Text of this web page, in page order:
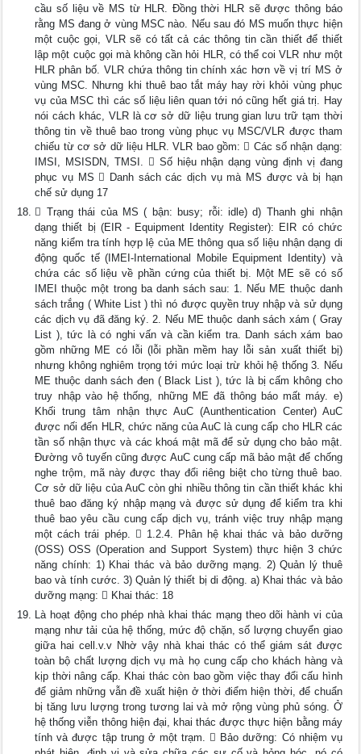
cầu số liệu về MS từ HLR. Đồng thời HLR sẽ được thông báo
rằng MS đang ở vùng MSC nào. Nếu sau đó MS muốn thực hiện
một cuộc gọi, VLR sẽ có tất cả các thông tin cần thiết để thiết
lập một cuộc gọi mà không cần hỏi HLR, có thể coi VLR như một
HLR phân bố. VLR chứa thông tin chính xác hơn về vị trí MS ở
vùng MSC. Nhưng khi thuê bao tắt máy hay rời khỏi vùng phục
vụ của MSC thì các số liệu liên quan tới nó cũng hết giá trị. Hay
nói cách khác, VLR là cơ sở dữ liệu trung gian lưu trữ tạm thời
thông tin về thuê bao trong vùng phục vụ MSC/VLR được tham
chiếu từ cơ sở dữ liệu HLR. VLR bao gồm:  Các số nhận dạng:
IMSI, MSISDN, TMSI.  Số hiệu nhận dạng vùng định vị đang
phục vụ MS  Danh sách các dịch vụ mà MS được và bị hạn
chế sử dụng 17
 Trạng thái của MS ( bận: busy; rỗi: idle) d) Thanh ghi nhận
dạng thiết bị (EIR - Equipment Identity Register): EIR có chức
năng kiểm tra tính hợp lệ của ME thông qua số liệu nhận dạng di
động quốc tế (IMEI-International Mobile Equipment Identity) và
chứa các số liệu về phần cứng của thiết bị. Một ME sẽ có số
IMEI thuộc một trong ba danh sách sau: 1. Nếu ME thuộc danh
sách trắng ( White List ) thì nó được quyền truy nhập và sử dụng
các dịch vụ đã đăng ký. 2. Nếu ME thuộc danh sách xám ( Gray
List ), tức là có nghi vấn và cần kiểm tra. Danh sách xám bao
gồm những ME có lỗi (lỗi phần mềm hay lỗi sản xuất thiết bị)
nhưng không nghiêm trọng tới mức loại trừ khỏi hệ thống 3. Nếu
ME thuộc danh sách đen ( Black List ), tức là bị cấm không cho
truy nhập vào hệ thống, những ME đã thông báo mất máy. e)
Khối trung tâm nhận thực AuC (Aunthentication Center) AuC
được nối đến HLR, chức năng của AuC là cung cấp cho HLR các
tần số nhận thực và các khoá mật mã để sử dụng cho bảo mật.
Đường vô tuyến cũng được AuC cung cấp mã bảo mật để chống
nghe trộm, mã này được thay đổi riêng biệt cho từng thuê bao.
Cơ sở dữ liệu của AuC còn ghi nhiều thông tin cần thiết khác khi
thuê bao đăng ký nhập mạng và được sử dụng để kiểm tra khi
thuê bao yêu cầu cung cấp dịch vụ, tránh việc truy nhập mạng
một cách trái phép.  1.2.4. Phân hệ khai thác và bảo dưỡng
(OSS) OSS (Operation and Support System) thực hiện 3 chức
năng chính: 1) Khai thác và bảo dưỡng mạng. 2) Quản lý thuê
bao và tính cước. 3) Quản lý thiết bị di động. a) Khai thác và bảo
dưỡng mạng:  Khai thác: 18
Là hoạt động cho phép nhà khai thác mạng theo dõi hành vi của
mạng như tải của hệ thống, mức độ chặn, số lượng chuyển giao
giữa hai cell.v.v Nhờ vậy nhà khai thác có thể giám sát được
toàn bộ chất lượng dịch vụ mà họ cung cấp cho khách hàng và
kịp thời nâng cấp. Khai thác còn bao gồm việc thay đổi cấu hình
để giảm những vẫn đề xuất hiện ở thời điểm hiện thời, để chuẩn
bị tăng lưu lượng trong tương lai và mở rộng vùng phủ sóng. Ở
hệ thống viễn thông hiện đại, khai thác được thực hiện bằng máy
tính và được tập trung ở một trạm.  Bảo dưỡng: Có nhiệm vụ